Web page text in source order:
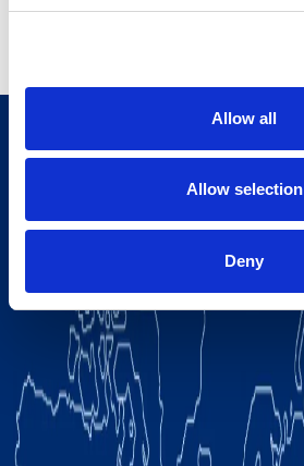
Allow all
Allow selection
Deny